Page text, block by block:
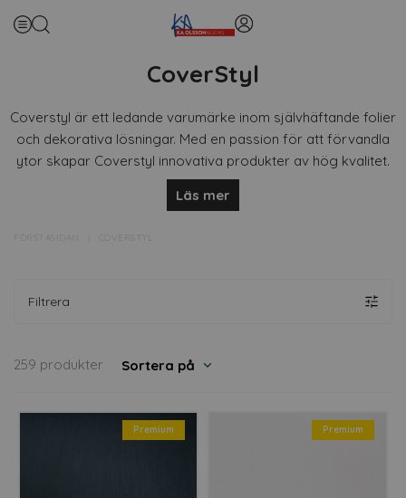
CoverStyl
Coverstyl är ett ledande varumärke inom självhäftande folier
och dekorativa lösningar. Med en passion för att förvandla
ytor skapar Coverstyl innovativa produkter av hög kvalitet.
Det breda utbudet av färger, mönster och texturer gör det
tilltalande miljöer. Coverstyl representerar en kombination av
Läs mer
FÖRSTASIDAN COVERSTYL
Filtrera
259 produkter Sortera på
Premium Premium